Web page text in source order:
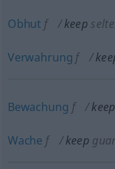
Obhut f keep
Verwahrung f
Bewachung f keep
Wache f keep